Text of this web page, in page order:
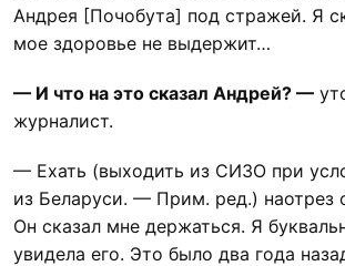
Андрея [Почобута] под стражей. Я
мое здоровье не выдержит…
— И что на это сказал Андрей? —
журналист.
— Ехать (выходить из СИЗО при
из Беларуси. — Прим. ред.) наотрез
Он сказал мне держаться. Я
увидела его. Это было два года